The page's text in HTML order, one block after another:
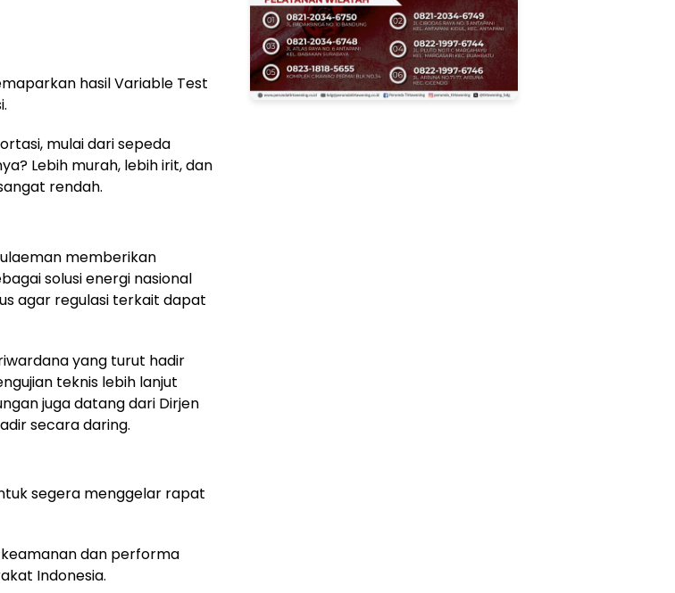
hasil Variable Test
mulai dari sepeda
Lebih murah, lebih irit, dan
rendah.
memberikan
solusi energi nasional
agar regulasi terkait dapat
yang turut hadir
teknis lebih lanjut
juga datang dari Dirjen
secara daring.
segera menggelar rapat
dan performa
Indonesia.